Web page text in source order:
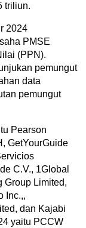
triliun.
2024
PMSE
(PPN).
pemungut
data
pemungut
Pearson
GetYourGuide
C.V., 1Global
Group Limited,
Inc.,,
dan Kajabi
yaitu PCCW